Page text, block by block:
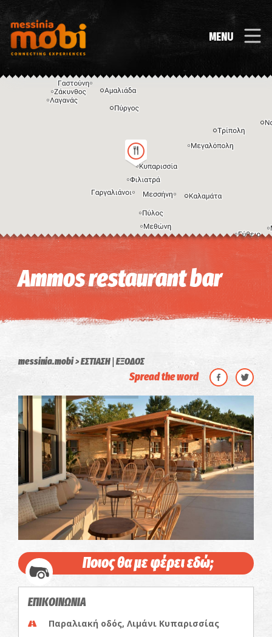
MENU
Η εικόνα ενδέχεται να υπόκειται σε πνευματικά δικαιώματα Όροι
Ammos restaurant bar
messinia.mobi ΕΣΤΙΑΣΗ| ΕΞΟΔΟΣ
Spread the word
Ποιος θα με φέρει εδώ;
ΕΠΙΚΟΙΝΩΝΙΑ
Παραλιακή οδός, Λιμάνι Κυπαρισσίας